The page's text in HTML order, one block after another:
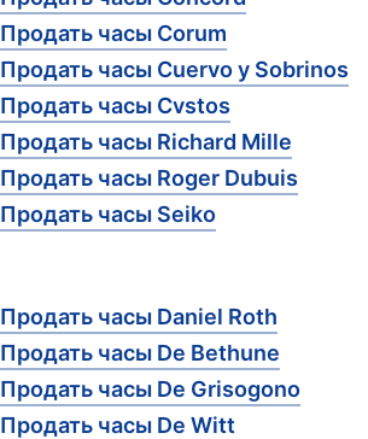
Продать часы Corum
Продать часы Cuervo y Sobrinos
Продать часы Cvstos
Продать часы Richard Mille
Продать часы Roger Dubuis
Продать часы Seiko
Продать часы Daniel Roth
Продать часы De Bethune
Продать часы De Grisogono
Продать часы De Witt